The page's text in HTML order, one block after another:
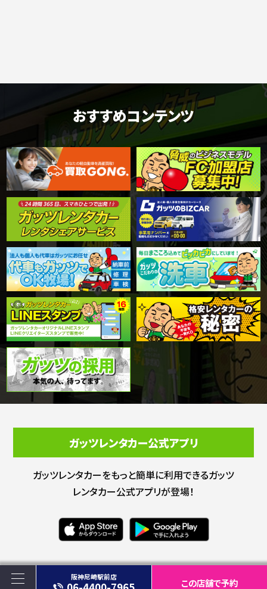
阪神尼崎駅前店 この店舗で予約
おすすめコンテンツ
ガッツレンタカー公式アプリ
ガッツレンタカーをもっと簡単に利用できるガッツ
レンタカー公式アプリが登場！